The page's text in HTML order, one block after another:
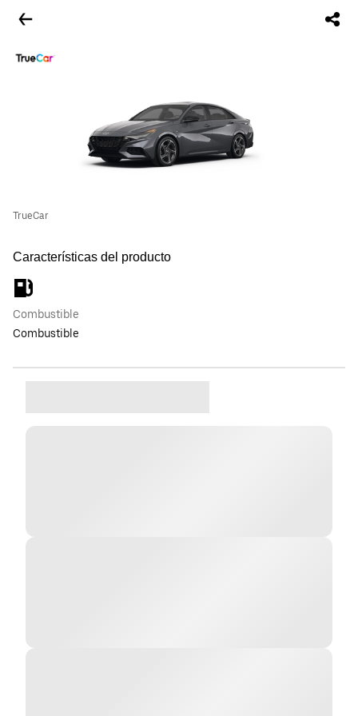
TrueCar
Características del producto
Combustible
Combustible